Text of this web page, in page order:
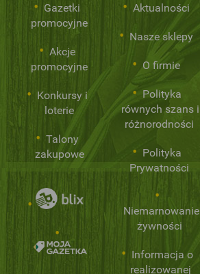
Gazetki
promocyjne
Akcje
promocyjne
Konkursy i
loterie
Talony
zakupowe
Aktualności
Nasze sklepy
O firmie
Polityka
równych szans i
różnorodności
Polityka
Prywatności
Niemarnowanie
żywności
Informacja o
realizowanej